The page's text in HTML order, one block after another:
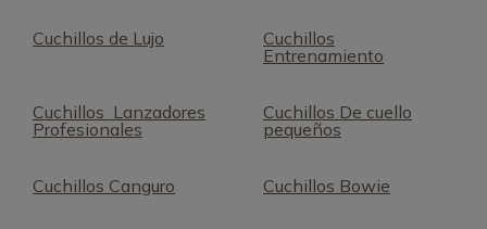
Cuchillos de Lujo
Cuchillos
Entrenamiento
Cuchillos Lanzadores
Profesionales
Cuchillos De cuello
pequeños
Cuchillos Canguro Cuchillos Bowie